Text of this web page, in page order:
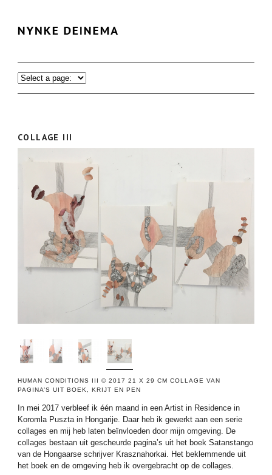
COLLAGE III
HUMAN CONDITIONS III © 2017 21 X 29 CM COLLAGE VAN
PAGINA’S UIT BOEK, KRIJT EN PEN
In mei 2017 verbleef ik één maand in een Artist in Residence in
Koromla Puszta in Hongarije. Daar heb ik gewerkt aan een serie
collages en mij heb laten beïnvloeden door mijn omgeving. De
collages bestaan uit gescheurde pagina’s uit het boek Satanstango
van de Hongaarse schrijver Krasznahorkai. Het beklemmende uit
het boek en de omgeving heb ik overgebracht op de collages.